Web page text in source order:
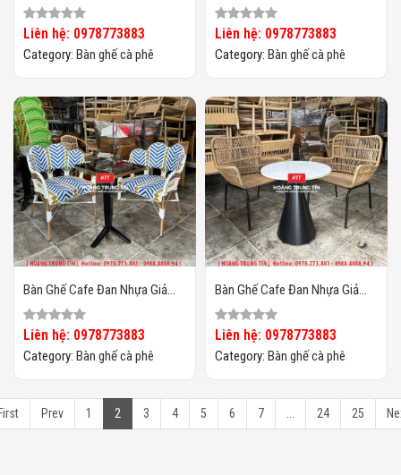
HTT02
Liên hệ: 0978773883
Category: Bàn ghế cà phê
HTT01
Liên hệ: 0978773883
Category: Bàn ghế cà phê
Bàn Ghế Cafe Đan Nhựa Giả
Mây HTT-066
Liên hệ: 0978773883
Category: Bàn ghế cà phê
Bàn Ghế Cafe Đan Nhựa Giả
Mây HTT-065
Liên hệ: 0978773883
Category: Bàn ghế cà phê
Prev 1 2 3 4 5 6 7 24 25